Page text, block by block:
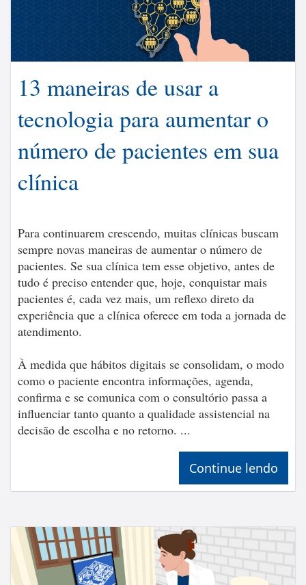
13 maneiras de usar a
tecnologia para aumentar o
número de pacientes em sua
clínica
Para continuarem crescendo, muitas clínicas buscam
sempre novas maneiras de aumentar o número de
pacientes. Se sua clínica tem esse objetivo, antes de
tudo é preciso entender que, hoje, conquistar mais
pacientes é, cada vez mais, um reflexo direto da
experiência que a clínica oferece em toda a jornada de
atendimento.
À medida que hábitos digitais se consolidam, o modo
como o paciente encontra informações, agenda,
confirma e se comunica com o consultório passa a
influenciar tanto quanto a qualidade assistencial na
decisão de escolha e no retorno. ...
Continue lendo